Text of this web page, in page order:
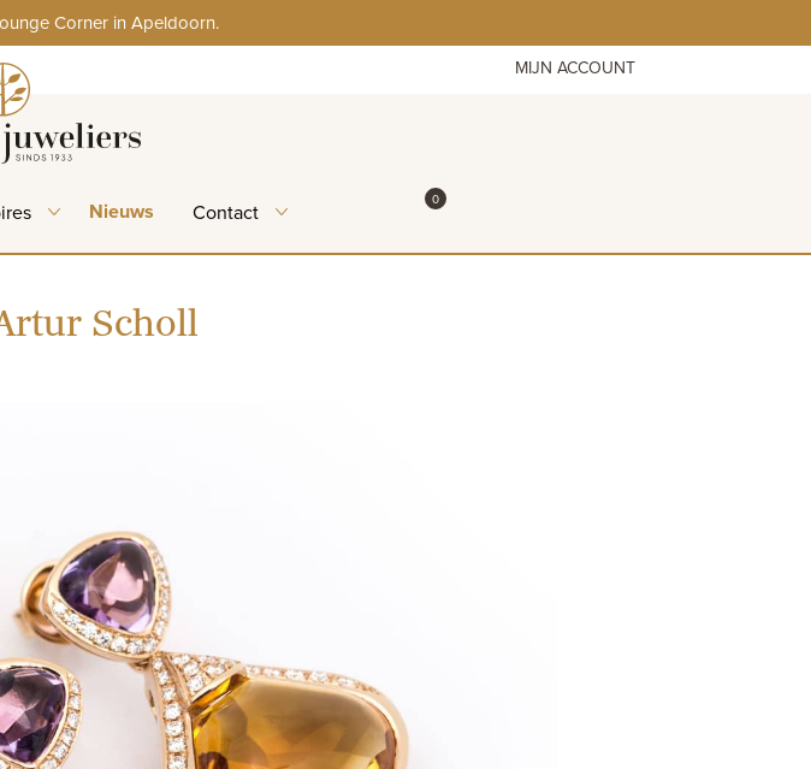
Corner in Apeldoorn.
MIJN ACCOUNT
Nieuws Contact WINKELMAND
0ITEMS IN WINKELMAND
Scholl